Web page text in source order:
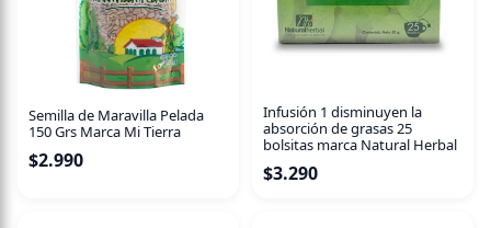
Semilla de Maravilla Pelada
150 Grs Marca Mi Tierra
$2.990
Infusión 1 disminuyen la
absorción de grasas 25
bolsitas marca Natural Herbal
$3.290